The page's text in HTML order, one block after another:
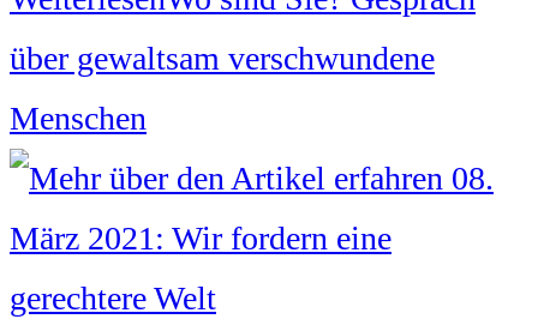
über gewaltsam verschwundene
Menschen